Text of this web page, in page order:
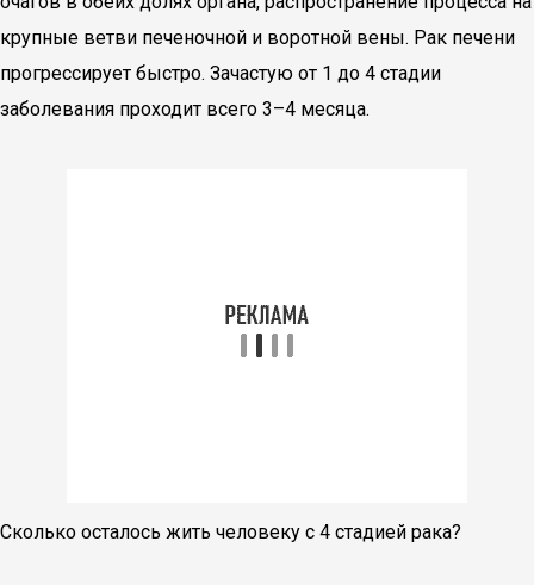
крупные ветви печеночной и воротной вены. Рак печени
прогрессирует быстро. Зачастую от 1 до 4 стадии
заболевания проходит всего 3–4 месяца.
Сколько осталось жить человеку с 4 стадией рака?